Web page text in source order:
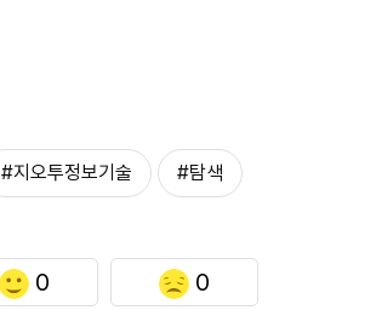
#지오투정보기술 #탐색
0 0